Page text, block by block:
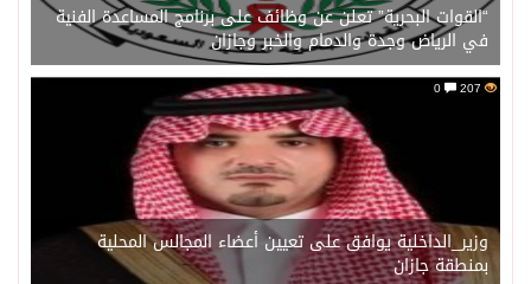
“القوات البحرية” تعلن عن وظائف على برنامج المساعدة الفنية
في الرياض وجدة والدمام والخبر وجازان
207
وزير_الداخلية يوافق على تعيين أعضاء المجالس المحلية
بمنطقة جازان